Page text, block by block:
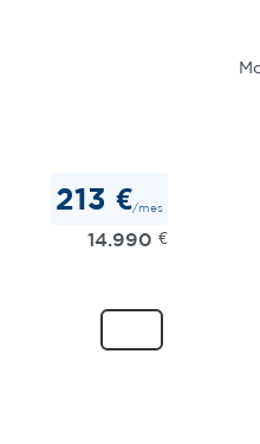
213 €/mes
14.990 €